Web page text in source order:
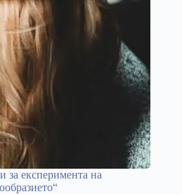
за експеримента на